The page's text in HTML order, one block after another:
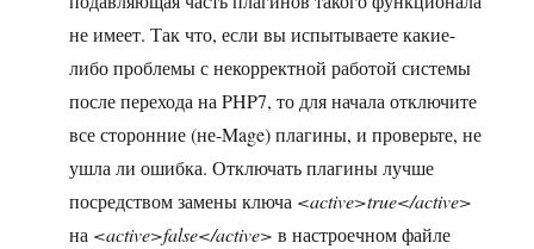
не имеет. Так что, если вы испытываете какие-
либо проблемы с некорректной работой системы
после перехода на PHP7, то для начала отключите
все сторонние (не-Mage) плагины, и проверьте, не
ушла ли ошибка. Отключать плагины лучше
посредством замены ключа <active>true</active>
на <active>false</active> в настроечном файле